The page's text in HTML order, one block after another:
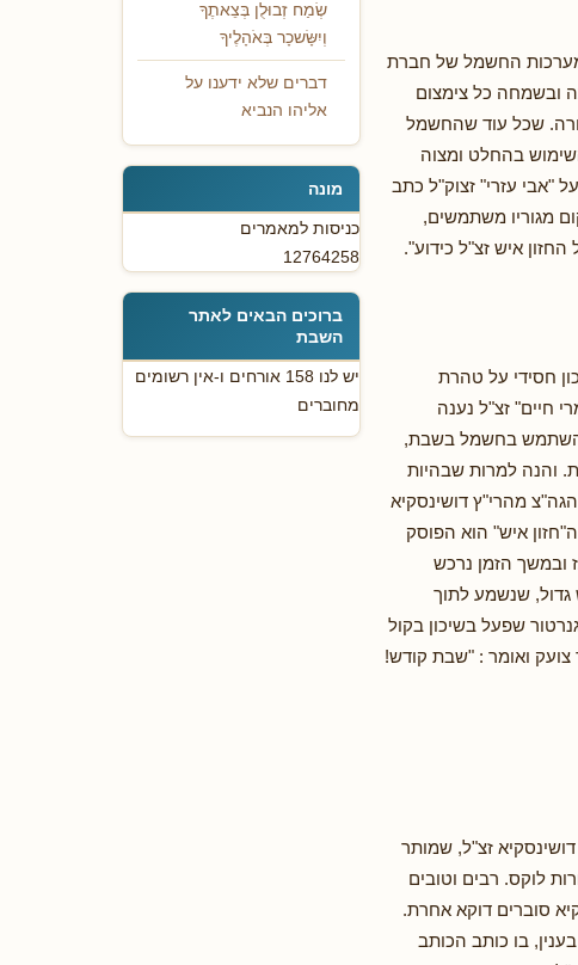
מערכות החשמל של חברת
ובשמחה כל צימצום
שכל עוד שהחשמל
בהחלט ומצוה
"אבי עזרי" זצוק"ל כתב
מגוריו משתמשים,
איש זצ"ל כידוע".
חסידי על טהרת
חיים" זצ"ל נענה
להשתמש בחשמל בשבת,
והנה למרות שבהיות
מהרי"ץ דושינסקיא
איש" הוא הפוסק
ובמשך הזמן נרכש
גדול, שנשמע לתוך
שפעל בשיכון בקול
ואומר : "שבת קודש!
לפני כ- 60 שנה, מרן המהרי"ץ דושינסקיא זצ"ל, שמותר
לוקס. רבים וטובים
סוברים דוקא אחרת.
בו כותב הכותב
שְׂמַח זְבוּלֻן בְּצֵאתֶךָ
וְיִשָּׂשכָר בְּאֹהָלֶיךָ
דברים שלא ידענו על
אליהו הנביא
מונה
כניסות למאמרים
12764258
ברוכים הבאים לאתר
השבת
יש לנו 158 אורחים ו-אין רשומים
מחוברים